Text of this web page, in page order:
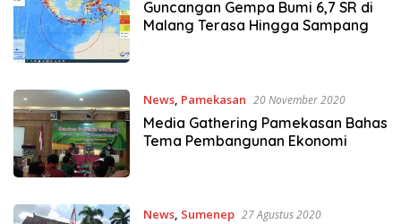
Guncangan Gempa Bumi 6,7 SR di
Malang Terasa Hingga Sampang
News, Pamekasan 20 November 2020
Media Gathering Pamekasan Bahas
Tema Pembangunan Ekonomi
News, Sumenep 27 Agustus 2020